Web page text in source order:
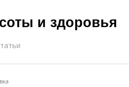
и здоровья